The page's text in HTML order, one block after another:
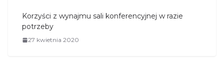
Korzyści z wynajmu sali konferencyjnej w razie
potrzeby
27 kwietnia 2020